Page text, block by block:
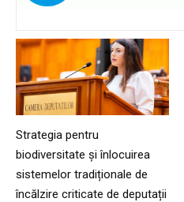
Strategia pentru
biodiversitate și înlocuirea
sistemelor tradiționale de
încălzire criticate de deputații